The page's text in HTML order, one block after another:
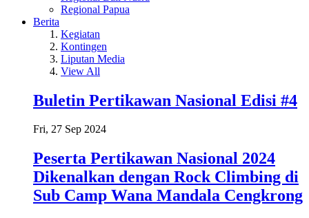
Regional Papua
Berita
Kegiatan
Kontingen
Liputan Media
View All
Buletin Pertikawan Nasional Edisi #4
Fri, 27 Sep 2024
Peserta Pertikawan Nasional 2024
Dikenalkan dengan Rock Climbing di
Sub Camp Wana Mandala Cengkrong